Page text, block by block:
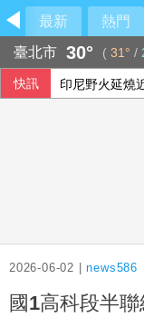
最新 熱門
臺北市 30° ( 31° /
快訊 印尼野火延燒
2026-06-02 |news586
國1高科段半